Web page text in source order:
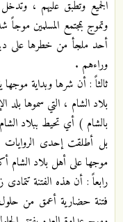
الجميع وتطبق عليهم ،
وتموج بمجتمع المسلمين
أحد ملجأ من خطرها على
وراءهم .
ثالثاً : أن شرها وبداية
بلاد الشام ، التي سموها
بالشام ) أي تحيط ببلاد
بل أطلقت إحدى الروايات
موجها على أهل بلاد الشام
رابعاً : أن هذه الفتنة
فتنة حضارية أعمق من حلول